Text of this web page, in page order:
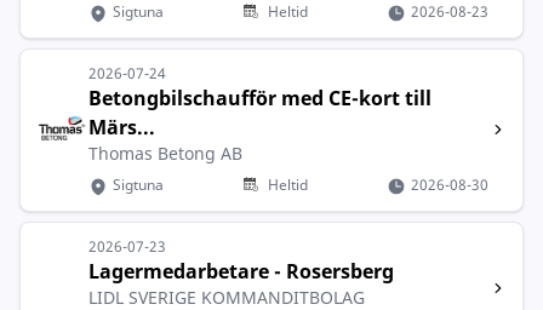
Sigtuna Heltid 2026-08-23
2026-07-24
Betongbilschaufför med CE-kort till
Märs...
Thomas Betong AB
Sigtuna Heltid 2026-08-30
2026-07-23
Lagermedarbetare - Rosersberg
LIDL SVERIGE KOMMANDITBOLAG